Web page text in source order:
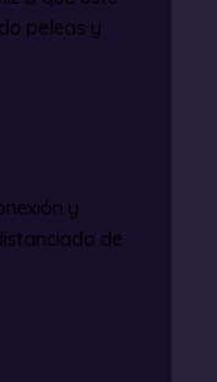
peleas y
y
de